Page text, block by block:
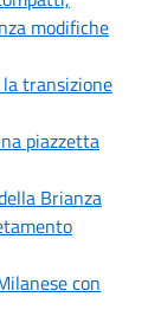
modifiche
transizione
piazzetta
Brianza
con